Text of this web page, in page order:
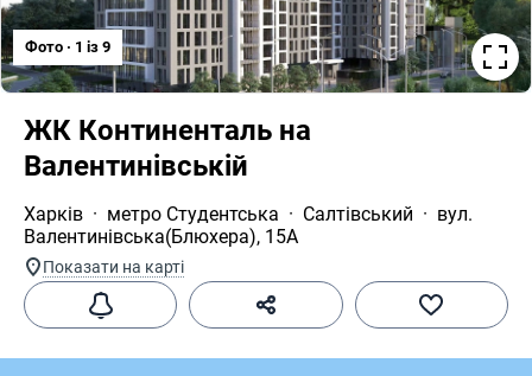
Фото · 1 iз 9
ЖК Континенталь на
Валентинівській
Харків метро Студентська Салтівський
вул.
Валентинівська(Блюхера), 15А
Показати на карті